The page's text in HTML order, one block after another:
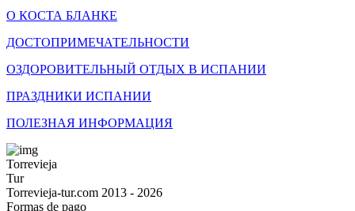
О КОСТА БЛАНКЕ
ДОСТОПРИМЕЧАТЕЛЬНОСТИ
ОЗДОРОВИТЕЛЬНЫЙ ОТДЫХ В ИСПАНИИ
ПРАЗДНИКИ ИСПАНИИ
ПОЛЕЗНАЯ ИНФОРМАЦИЯ
Torrevieja
Tur
Torrevieja-tur.com 2013 - 2026
Formas de pago